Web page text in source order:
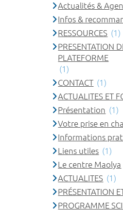
Actualités &
Infos &
RESSOURCES (1)
PRESENTATION
PLATEFORME
(1)
CONTACT (1)
ACTUALITES ET
Présentation (1)
Votre prise en
Informations
Liens utiles (1)
Le centre Maolya
ACTUALITES (1)
PRÉSENTATION
PROGRAMME